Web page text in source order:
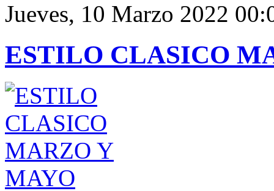
Jueves, 10 Marzo 2022
ESTILO CLASICO